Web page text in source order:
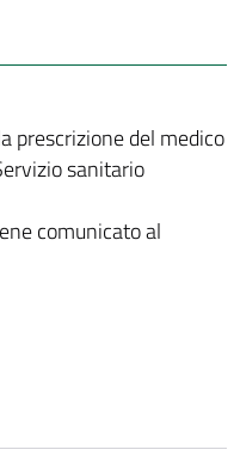
prescrizione del medico
sanitario
comunicato al